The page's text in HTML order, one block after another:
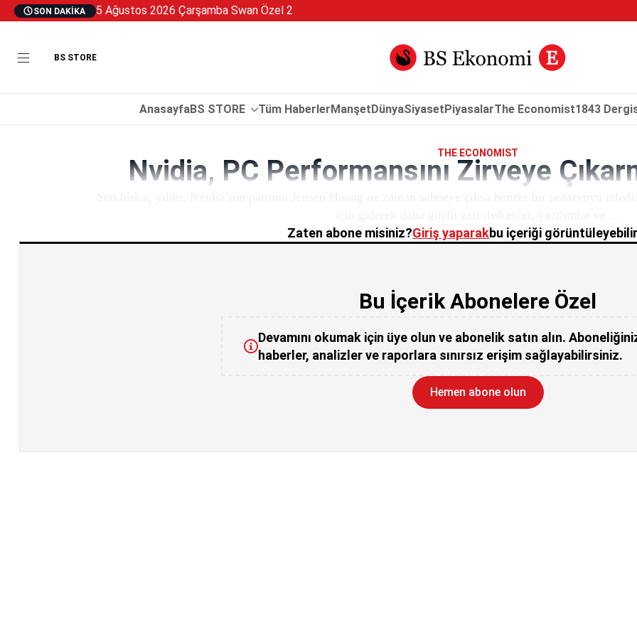
SON DAKIKA 5 Ağustos 2026 Çarşamba Swan Özel 2
BS STORE
AnasayfaBS STORE Tüm HaberlerManşetDünyaSiyasetPiyasalarThe Economist1843
THE ECONOMIST
Nvidia, PC Performansını Zirveye
Zaten abone misiniz?Giriş yaparakbu içeriği
Bu İçerik Abonelere Özel
Devamını okumak için üye olun ve abonelik satın alın.
haberler, analizler ve raporlara sınırsız erişim sağlayabilirsiniz.
Hemen abone olun